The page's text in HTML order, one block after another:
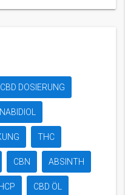
CBD DOSIERUNG
THC
CBN ABSINTH
CBD ÖL